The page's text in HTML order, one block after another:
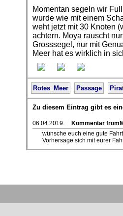
Momentan segeln wir
wurde wie mit einem
weht jetzt mit 30 Knoten
achtern. Moya rauscht
Grosssegel, nur mit
Meer hat es wirklich in
Rotes_Meer Passage
Zu diesem Eintrag gibt es
06.04.2019:
Kommentar
wünsche euch eine gute
Vorhersage sich mit eurer